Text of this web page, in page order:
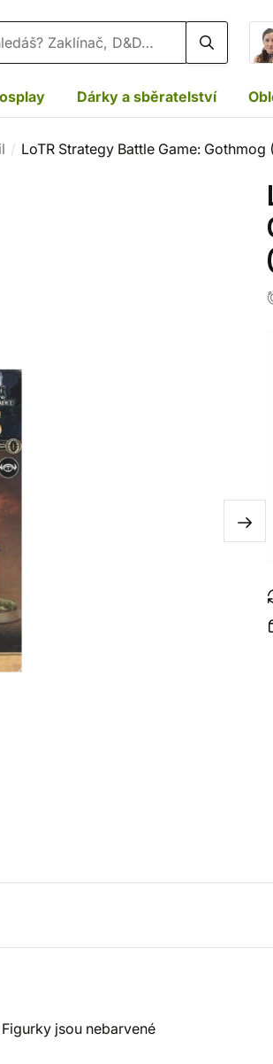
Dárky a sběratelství
LoTR Strategy Battle Game: Gothmog
jsou nebarvené